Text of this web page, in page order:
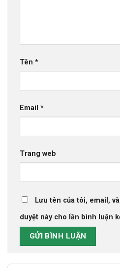
Tên *
Email *
Trang web
Lưu tên của tôi, email,
duyệt này cho lần bình luận